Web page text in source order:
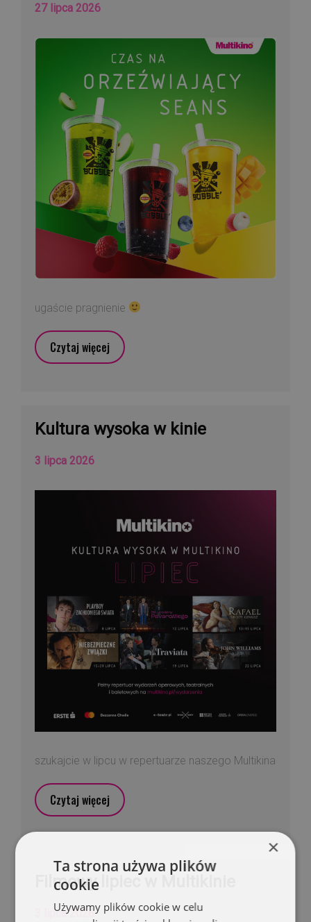
27 lipca 2026
ugaście pragnienie
Czytaj więcej
Kultura wysoka w kinie
3 lipca 2026
szukajcie w lipcu w repertuarze naszego Multikina
Czytaj więcej
Filmowy lipiec w Multikinie
3 lipca 2026
×
Ta strona używa plików
cookie
Używamy plików cookie w celu